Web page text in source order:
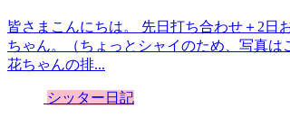
皆さまこんにちは。 先日打ち合わせ＋2日
ちゃん。（ちょっとシャイのため、写真
花ちゃんの排...
シッター日記